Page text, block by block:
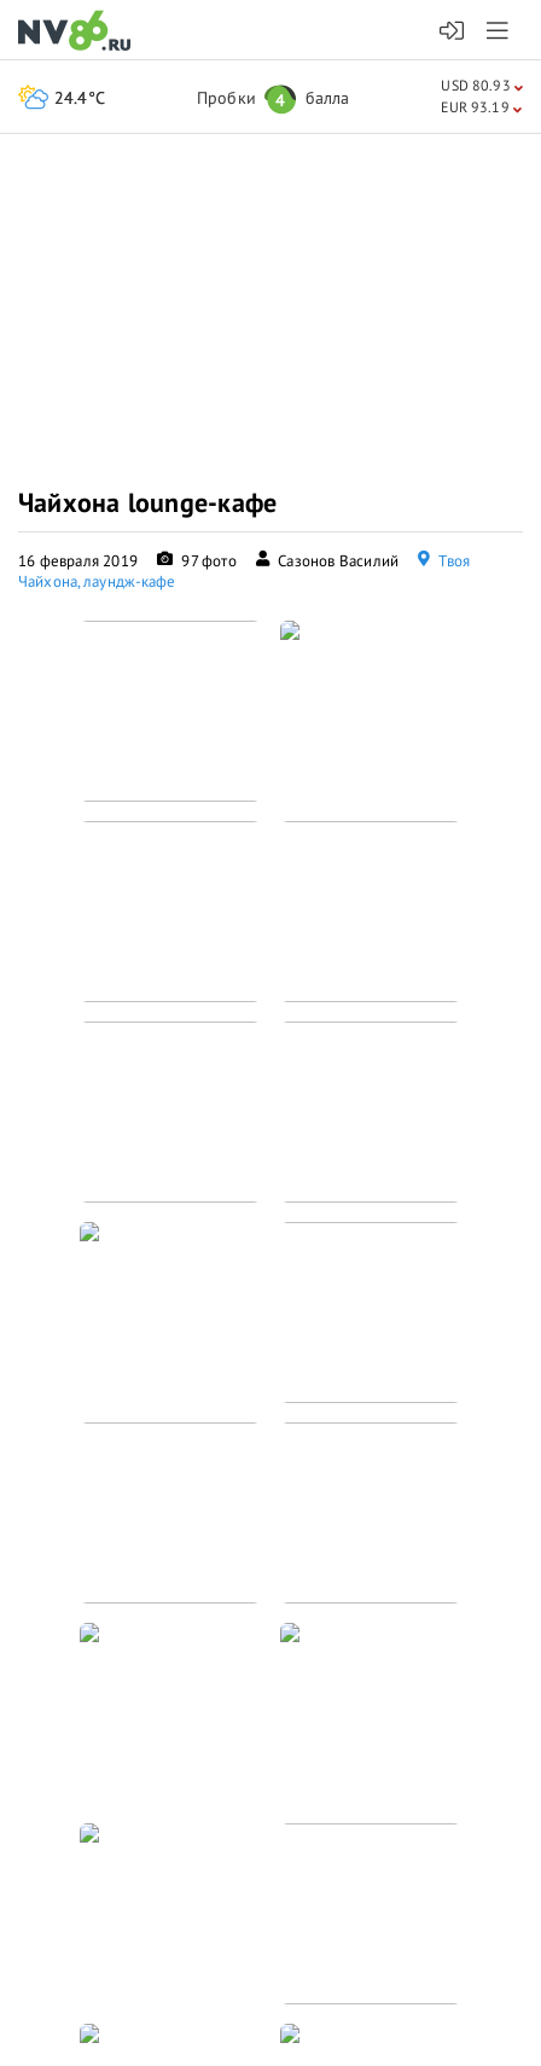
Чайхона lounge-кафе
16 февраля 2019 97 фото Сазонов Василий
Твоя
Чайхона, лаундж-кафе
24.4°C Пробки 4 балла
USD 80.93
EUR 93.19